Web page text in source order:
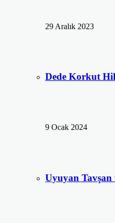
29 Aralık 2023
Dede Korkut
9 Ocak 2024
Uyuyan Tavşan